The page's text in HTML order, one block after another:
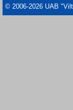
© 2006-2026 UAB